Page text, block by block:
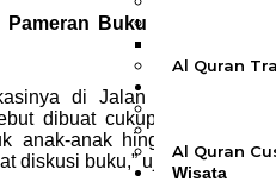
Al Quran
Al Quran
Wisata
Buku Bandung
di Jalan Soekarno
dibuat cukup nyaman.
anak-anak hingga orang
diskusi buku,” ujarnya